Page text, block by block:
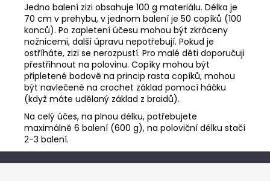
Jedno balení zizi obsahuje 100 g materiálu. Délka je
70 cm v prehybu, v jednom balení je 50 copíků (100
konců). Po zapletení účesu mohou být zkráceny
nožnicemi, další úpravu nepotřebují. Pokud je
ostříháte, zizi se nerozpustí. Pro malé děti doporučuji
přestřihnout na polovinu. Copíky mohou být
připletené bodově na princip rasta copíků, mohou
být navlečené na crochet základ pomocí háčku
(když máte udělaný základ z braidů).
Na celý účes, na plnou délku, potřebujete
maximálně 6 balení (600 g), na poloviční délku stačí
2-3 balení.
Z